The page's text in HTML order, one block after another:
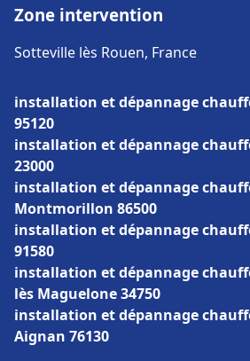
Zone intervention
Sotteville lès Rouen, France
installation et dépannage
95120
installation et dépannage
23000
installation et dépannage
Montmorillon 86500
installation et dépannage
91580
installation et dépannage
lès Maguelone 34750
installation et dépannage
Aignan 76130